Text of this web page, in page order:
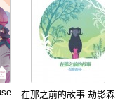
在那之前的故事-劫影森